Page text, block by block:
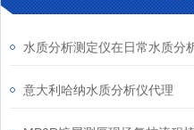
意大利哈纳水质分析仪代理